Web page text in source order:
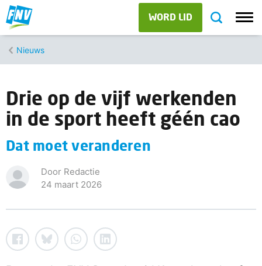
WORD LID
Nieuws
Drie op de vijf werkenden
in de sport heeft géén cao
Dat moet veranderen
Door Redactie
24 maart 2026